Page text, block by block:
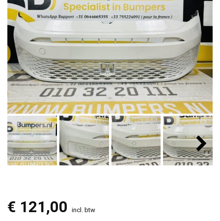
€ 121,00 incl. btw